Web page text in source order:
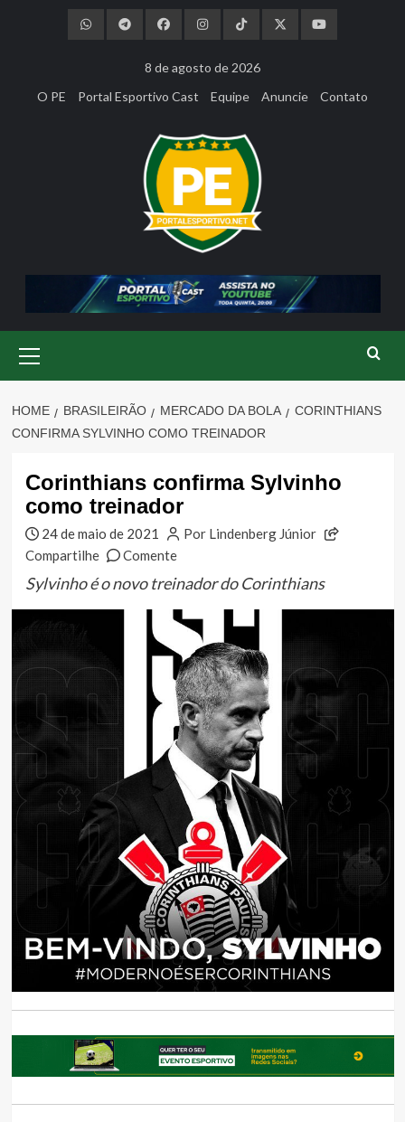
8 de agosto de 2026
O PE
Portal Esportivo Cast Equipe Anuncie Contato
Menu
HOME BRASILEIRÃO MERCADO DA BOLA
CORINTHIANS
CONFIRMA SYLVINHO COMO TREINADOR
Corinthians confirma Sylvinho
como treinador
24 de maio de 2021
Por Lindenberg Júnior
Compartilhe
Comente
Sylvinho é o novo treinador do Corinthians